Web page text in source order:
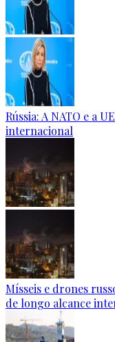
Rússia: A NATO e a
internacional
Mísseis e drones
de longo alcance